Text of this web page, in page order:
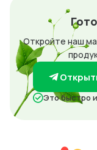
Откройте наш
Это быстро